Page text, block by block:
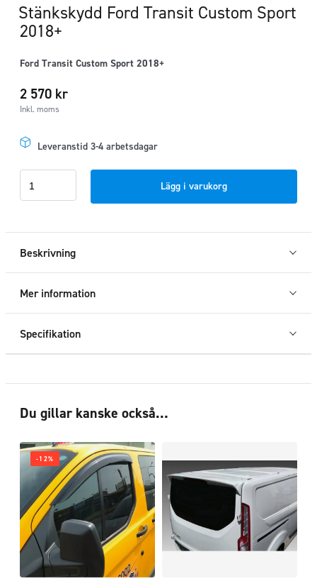
Stänkskydd Ford Transit Custom Sport
2018+
Ford Transit Custom Sport 2018+
2 570 kr
Inkl. moms
Leveranstid 3-4 arbetsdagar
Custom
Sport
Lägg i varukorg
Beskrivning
Mer information
Specifikation
Du gillar kanske också…
-12%